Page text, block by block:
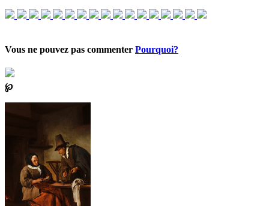
Vous ne pouvez pas commenter Pourquoi?
℘